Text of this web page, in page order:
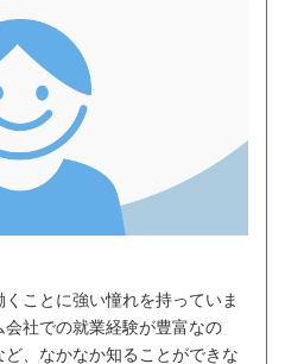
ことに強い憧れを持っていま
社での就業経験が豊富なの
、なかなか知ることができな